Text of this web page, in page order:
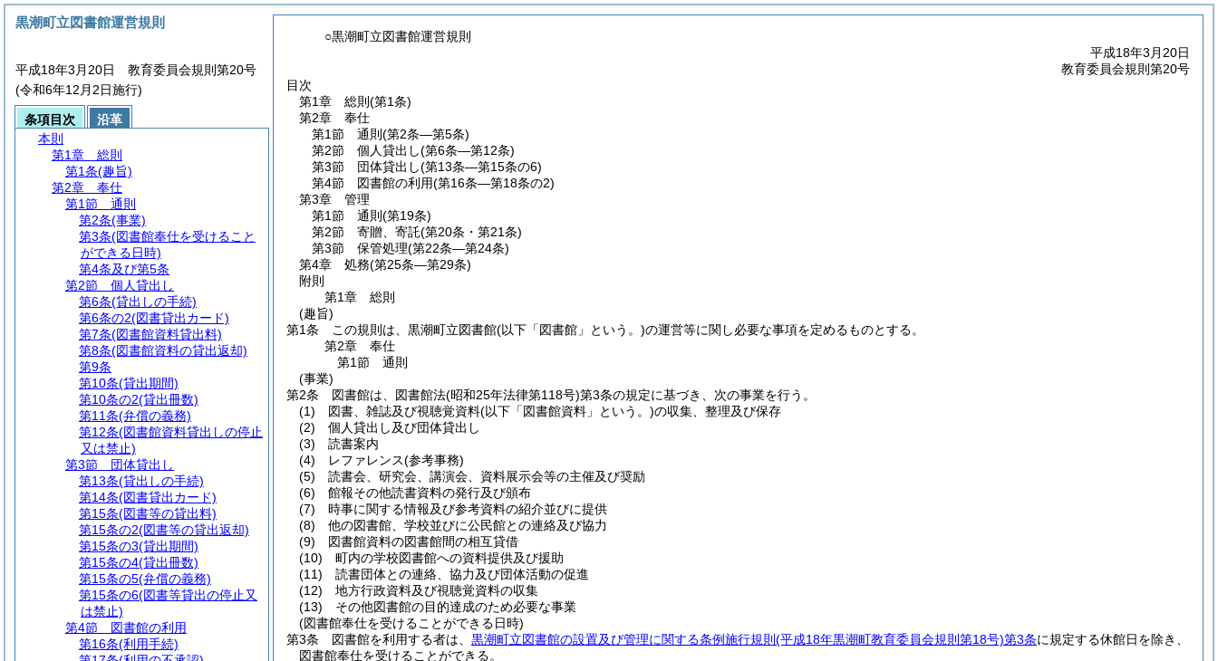
○黒潮町立図書館運営規則
平成18年3月20日
教育委員会規則第20号
目次
第1章
総則 (第1条)
第2章
奉仕
第1節
通則 (第2条―第5条)
第2節
個人貸出し(第6条―第12条)
第3節
団体貸出し(第13条―第15条の6)
第4節
図書館の利用(第16条―第18条の2)
第3章
管理
第1節
通則 (第19条)
第2節
寄贈、寄託(第20条・第21条)
第3節
保管処理(第22条―第24条)
第4章
処務(第25条―第29条)
附則
第1章
総則
(趣旨)
第1条
この規則は、黒潮町立図書館(以下「図書館」という。)の運営等に関し必要な事項を定めるものとする。
第2章
奉仕
第1節
通則
(事業)
第2条
図書館は、図書館法(昭和25年法律第118号)第3条の規定に基づき、次の事業を行う。
(1)
図書、雑誌及び視聴覚資料(以下「図書館資料」という。)の収集、整理及び保存
(2)
個人貸出し及び団体貸出し
(3)
読書案内
(4)
レファレンス(参考事務)
(5)
読書会、研究会、講演会、資料展示会等の主催及び奨励
(6)
館報その他読書資料の発行及び頒布
(7)
時事に関する情報及び参考資料の紹介並びに提供
(8)
他の図書館、学校並びに公民館との連絡及び協力
(9)
図書館資料の図書館間の相互貸借
(10)
町内の学校図書館への資料提供及び援助
(11)
読書団体との連絡、協力及び団体活動の促進
(12)
地方行政資料及び視聴覚資料の収集
(13)
その他図書館の目的達成のため必要な事業
(図書館奉仕を受けることができる日時)
第3条
図書館を利用する者は、 黒潮町立図書館の設置及び管理に関する条例施行規則 (平成18年黒潮町教育委員会規則第18号)第3条に規定する休館日を除き、
図書館奉仕を受けることができる。
黒潮町立図書館運営規則
平成18年3月20日 教育委員会規則第20号
(令和6年12月2日施行)
条項目次
沿革
本則
第1章
総則
第1条(趣旨)
第2章
奉仕
第1節
通則
第2条(事業)
第3条(図書館奉仕を受けること
ができる日時)
第4条及び第5条
第2節
個人貸出し
第6条(貸出しの手続)
第6条の2(図書貸出カード)
第7条(図書館資料貸出料)
第8条(図書館資料の貸出返却)
第9条
第10条(貸出期間)
第10条の2(貸出冊数)
第11条(弁償の義務)
第12条(図書館資料貸出しの停止
又は禁止)
第3節
団体貸出し
第13条(貸出しの手続)
第14条(図書貸出カード)
第15条(図書等の貸出料)
第15条の2(図書等の貸出返却)
第15条の3(貸出期間)
第15条の4(貸出冊数)
第15条の5(弁償の義務)
第15条の6(図書等貸出の停止又
は禁止)
第4節
図書館の利用
第16条(利用手続)